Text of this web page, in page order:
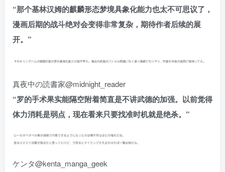
“那个基林汉姆的麒麟形态梦境具象化能力也太不可思议了，
漫画后期的战斗绝对会变得非常复杂，期待作者后续的展
开。”
真夜中の読書家@midnight_reader
“罗的手术果实能隔空附着简直是不讲武德的加强。以前觉得
体力消耗是弱点，现在看来只要找准时机就是绝杀。”
ケンタ@kenta_manga_geek